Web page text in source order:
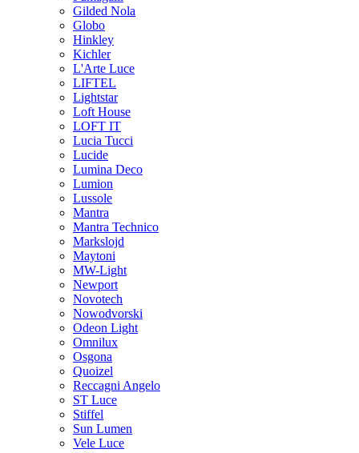
Gilded Nola
Globo
Hinkley
Kichler
L'Arte Luce
LIFTEL
Lightstar
Loft House
LOFT IT
Lucia Tucci
Lucide
Lumina Deco
Lumion
Lussole
Mantra
Mantra Technico
Markslojd
Maytoni
MW-Light
Newport
Novotech
Nowodvorski
Odeon Light
Omnilux
Osgona
Quoizel
Reccagni Angelo
ST Luce
Stiffel
Sun Lumen
Vele Luce